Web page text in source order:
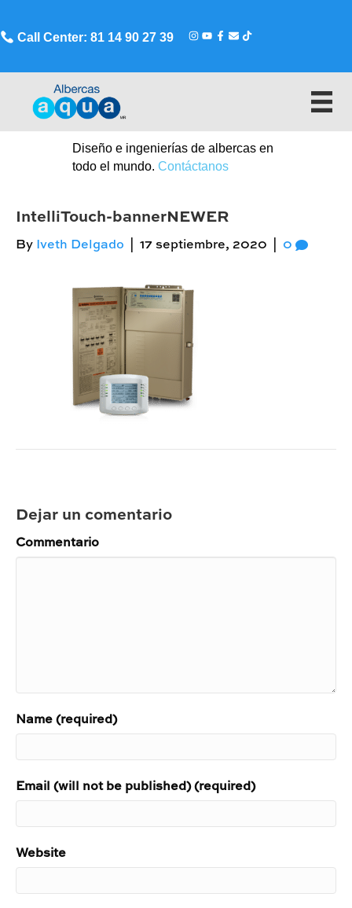
Call Center: 81 14 90 27 39
Diseño e ingenierías de albercas en
todo el mundo. Contáctanos
IntelliTouch-bannerNEWER
By Iveth Delgado 17 septiembre, 2020 0
Dejar un comentario
Commentario
Name (required)
Email (will not be published) (required)
Website